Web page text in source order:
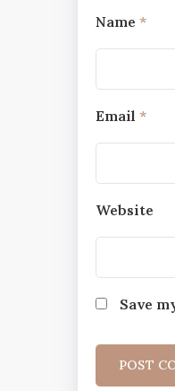
Name *
Email *
Website
Save